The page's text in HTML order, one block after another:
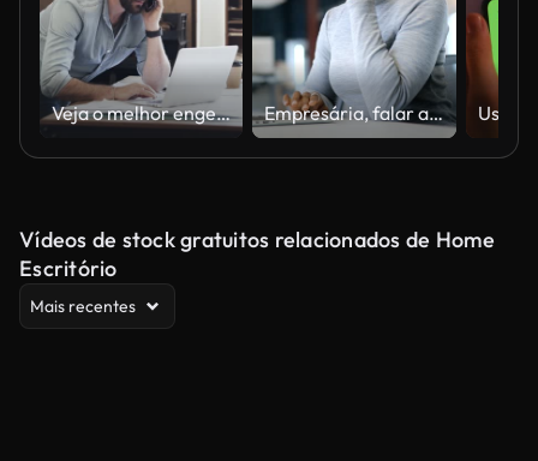
Veja o melhor engenheiro do mundo trabalhando Empresária, falar ao telefone enquanto usando laptop
Vídeos de stock gratuitos relacionados de Home
Escritório
Mais recentes